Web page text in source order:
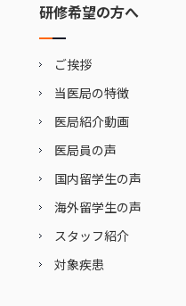
研修希望の方へ
ご挨拶
当医局の特徴
医局紹介動画
医局員の声
国内留学生の声
海外留学生の声
スタッフ紹介
対象疾患